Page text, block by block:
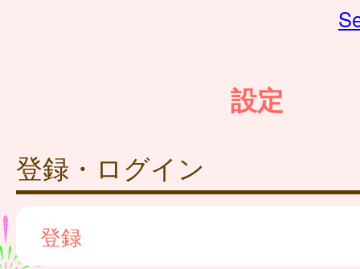
設定
登録・ログイン
登録